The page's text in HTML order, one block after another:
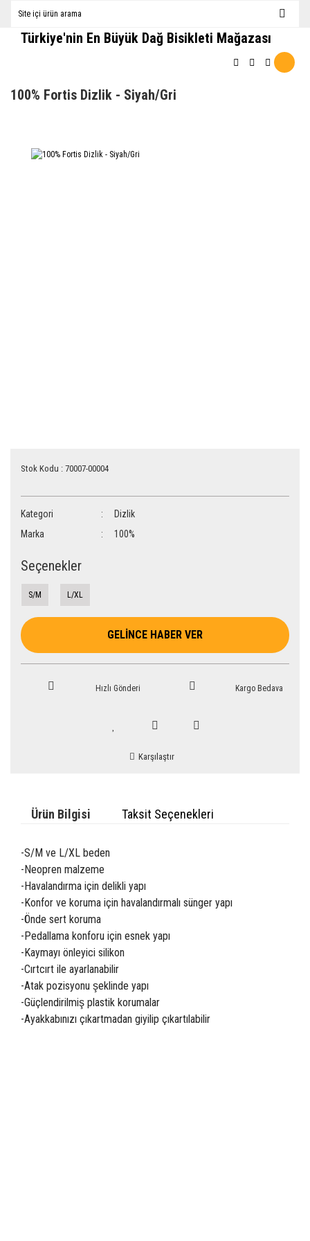
Türkiye'nin En Büyük Dağ Bisikleti Mağazası
100% Fortis Dizlik - Siyah/Gri
Stok Kodu : 70007-00004
Kategori
Dizlik
Marka
100%
Seçenekler
S/M L/XL
GELİNCE HABER VER
Hızlı Gönderi Kargo Bedava
Karşılaştır
Ürün Bilgisi Taksit Seçenekleri
-S/M ve L/XL beden
-Neopren malzeme
-Havalandırma için delikli yapı
-Konfor ve koruma için havalandırmalı sünger yapı
-Önde sert koruma
-Pedallama konforu için esnek yapı
-Kaymayı önleyici silikon
-Cırtcırt ile ayarlanabilir
-Atak pozisyonu şeklinde yapı
-Güçlendirilmiş plastik korumalar
-Ayakkabınızı çıkartmadan giyilip çıkartılabilir